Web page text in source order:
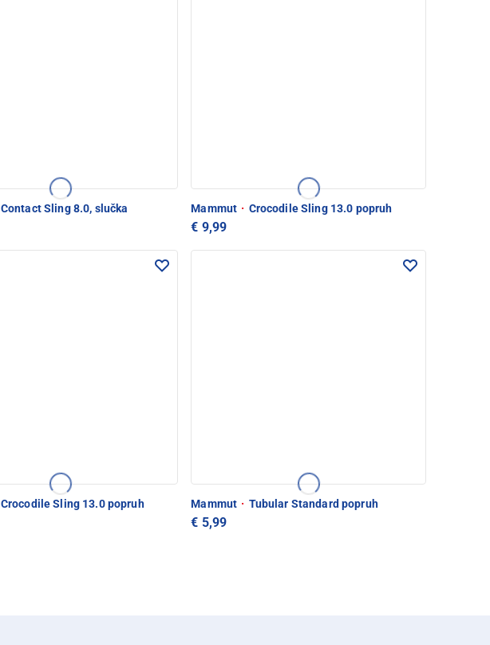
Contact Sling 8.0, slučka Mammut · Crocodile Sling 13.0 popruh
€ 9,99
Crocodile Sling 13.0 popruh Mammut · Tubular Standard popruh
€ 5,99